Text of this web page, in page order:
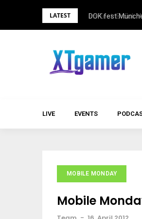
LATEST Im Test: Brook
DOK.fest
LIVE EVENTS
MOBILE MONDAY
Mobile